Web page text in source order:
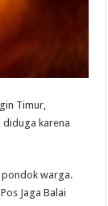
Timur,
diduga karena
pondok warga.
Jaga Balai